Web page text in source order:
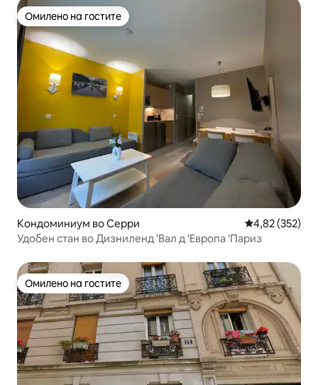
Омилено на гостите
Омилено на гостите
Кондоминиум во Серри Просечна
4,82 (352)
Удобен стан во Дизниленд 'Вал д 'Европа 'Париз
Омилено на гостите
Омилено на гостите